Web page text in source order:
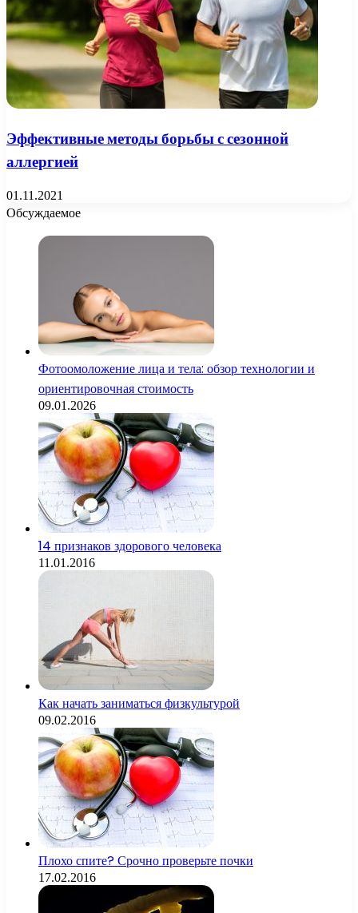
Эффективные методы борьбы с сезонной
аллергией
01.11.2021
Обсуждаемое
Фотоомоложение лица и тела: обзор технологии и
ориентировочная стоимость
09.01.2026
14 признаков здорового человека
11.01.2016
Как начать заниматься физкультурой
09.02.2016
Плохо спите? Срочно проверьте почки
17.02.2016